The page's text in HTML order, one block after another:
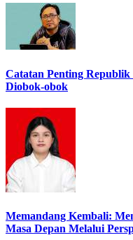
Catatan Penting
Diobok-obok
Memandang Kembali:
Masa Depan Melalui